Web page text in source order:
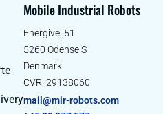
Mobile Industrial Robots
Energivej 51
5260 Odense S
Denmark
CVR: 29138060
mail@mir-robots.com